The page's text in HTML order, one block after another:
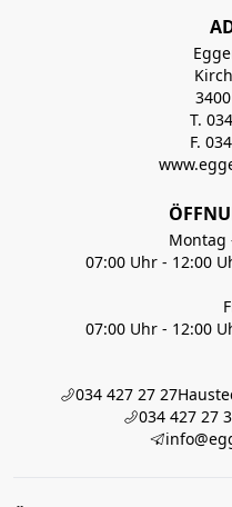
T.
F.
Montag
07:00 Uhr - 12:00
07:00 Uhr - 12:00
034 427 27 27
034 427 27